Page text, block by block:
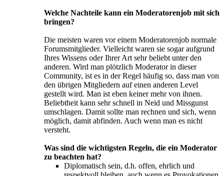
Welche Nachteile kann ein Moderatorenjob mit sich
bringen?
Die meisten waren vor einem Moderatorenjob normale
Forumsmitglieder. Vielleicht waren sie sogar aufgrund
Ihres Wissens oder Ihrer Art sehr beliebt unter den
anderen. Wird man plötzlich Moderator in dieser
Community, ist es in der Regel häufig so, dass man von
den übrigen Mitgliedern auf einen anderen Level
gestellt wird. Man ist eben keiner mehr von ihnen.
Beliebtheit kann sehr schnell in Neid und Missgunst
umschlagen. Damit sollte man rechnen und sich, wenn
möglich, damit abfinden. Auch wenn man es nicht
versteht.
Was sind die wichtigsten Regeln, die ein Moderator
zu beachten hat?
Diplomatisch sein, d.h. offen, ehrlich und